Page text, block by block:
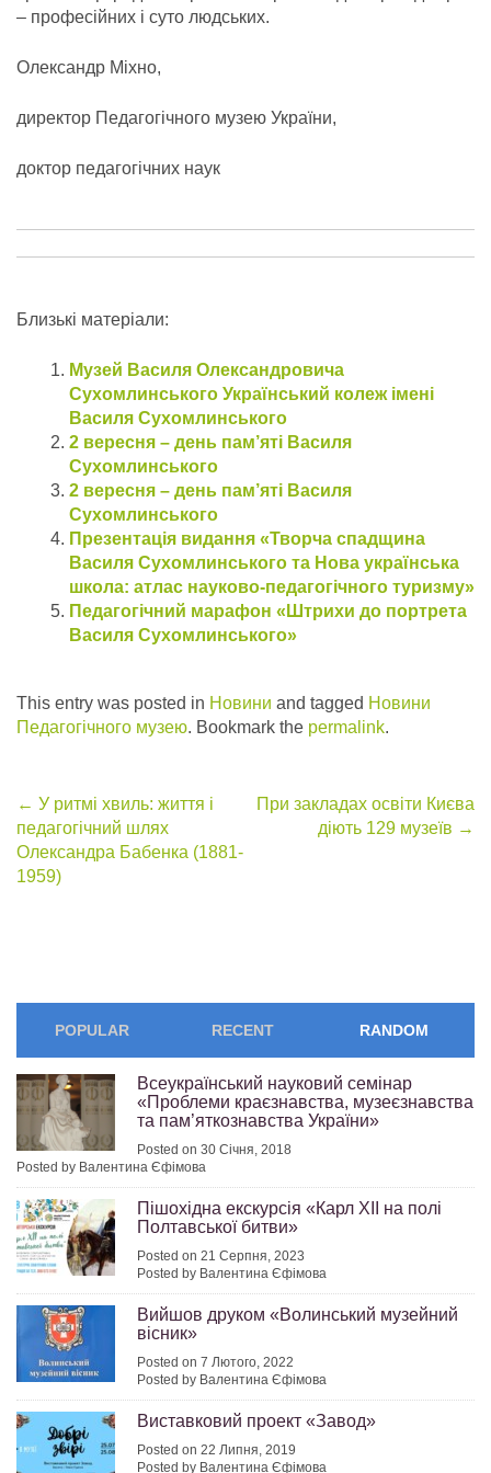
– професійних і суто людських.
Олександр Міхно,
директор Педагогічного музею України,
доктор педагогічних наук
Близькі матеріали:
Музей Василя Олександровича
Сухомлинського Український колеж імені
Василя Сухомлинського
2 вересня – день пам’яті Василя
Сухомлинського
2 вересня – день пам’яті Василя
Сухомлинського
Презентація видання «Творча спадщина
Василя Сухомлинського та Нова українська
школа: атлас науково-педагогічного туризму»
Педагогічний марафон «Штрихи до портрета
Василя Сухомлинського»
This entry was posted in Новини and tagged Новини
Педагогічного музею. Bookmark the permalink.
Post
navigation
← У ритмі хвиль: життя і
педагогічний шлях
Олександра Бабенка (1881-
1959)
При закладах освіти Києва
діють 129 музеїв →
POPULAR RECENT RANDOM
Всеукраїнський науковий семінар
«Проблеми краєзнавства, музеєзнавства
та пам’яткознавства України»
Posted on 30 Січня, 2018
Posted by Валентина Єфімова
Пішохідна екскурсія «Карл ХІІ на полі
Полтавської битви»
Posted on 21 Серпня, 2023
Posted by Валентина Єфімова
Вийшов друком «Волинський музейний
вісник»
Posted on 7 Лютого, 2022
Posted by Валентина Єфімова
Виставковий проект «Завод»
Posted on 22 Липня, 2019
Posted by Валентина Єфімова